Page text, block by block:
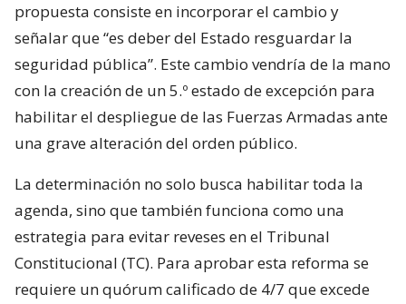
propuesta consiste en incorporar el cambio y
señalar que “es deber del Estado resguardar la
seguridad pública”. Este cambio vendría de la mano
con la creación de un 5.º estado de excepción para
habilitar el despliegue de las Fuerzas Armadas ante
una grave alteración del orden público.
La determinación no solo busca habilitar toda la
agenda, sino que también funciona como una
estrategia para evitar reveses en el Tribunal
Constitucional (TC). Para aprobar esta reforma se
requiere un quórum calificado de 4/7 que excede